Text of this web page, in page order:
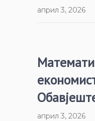
април 3, 2026
април 3, 2026